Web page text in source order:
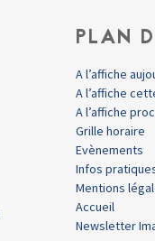
PLAN
A l’affiche
A l’affiche
A l’affiche
Grille horaire
Evènements
Infos
Mentions
Accueil
Newsletter